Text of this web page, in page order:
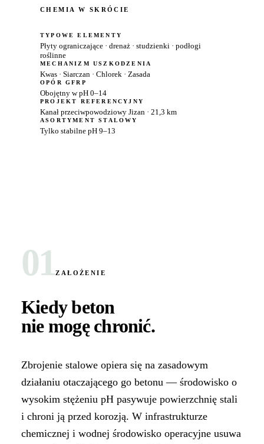
CHEMIA W SKRÓCIE
TYPOWE ELEMENTY
Płyty ograniczające · drenaż · studzienki · podłogi
roślinne
MECHANIZM USZKODZENIA
Kwas · Siarczan · Chlorek · Zasada
OPÓR GFRP
Obojętny w pH 0–14
PROJEKT REFERENCYJNY
Kanał przeciwpowodziowy Jizan · 21,3 km
ASORTYMENT STALOWY
Tylko stabilne pH 9–13
01ZAŁOŻENIE
Kiedy beton
nie mogę chronić.
Zbrojenie stalowe opiera się na zasadowym
działaniu otaczającego go betonu — środowisko o
wysokim stężeniu pH pasywuje powierzchnię stali
i chroni ją przed korozją. W infrastrukturze
chemicznej i wodnej środowisko operacyjne usuwa